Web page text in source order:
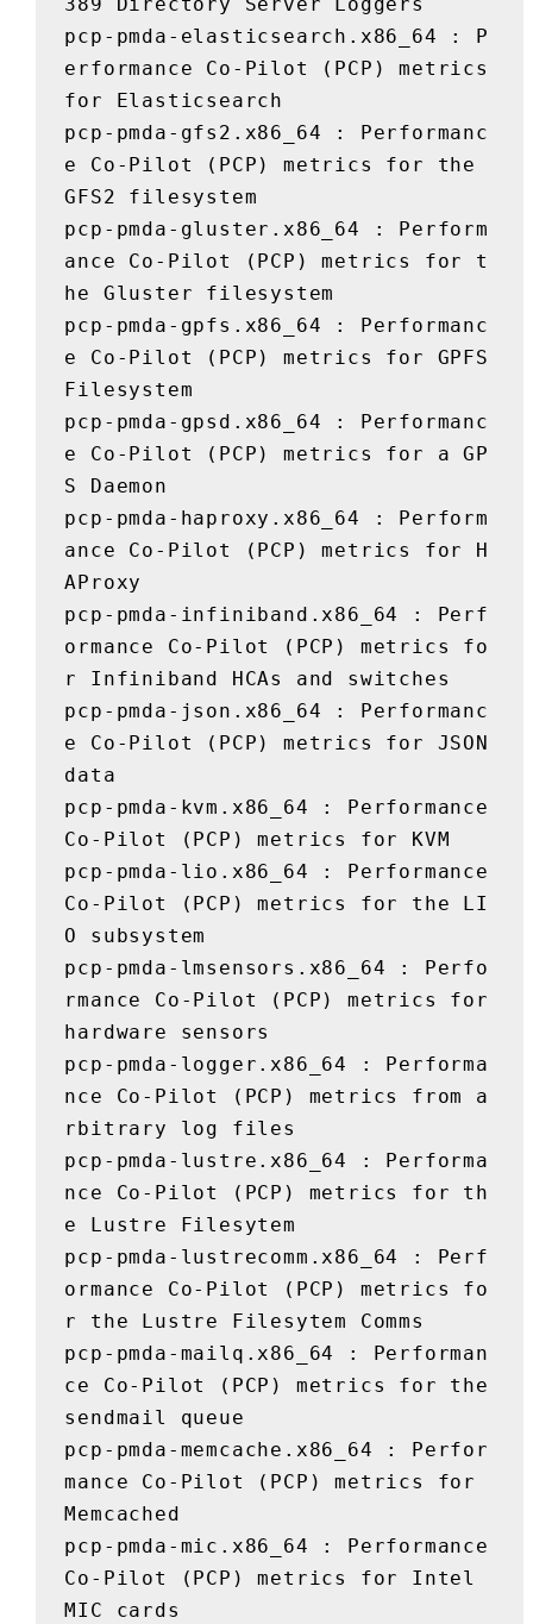
389 Directory Server Loggers
pcp-pmda-elasticsearch.x86_64 : P
erformance Co-Pilot (PCP) metrics
for Elasticsearch
pcp-pmda-gfs2.x86_64 : Performanc
e Co-Pilot (PCP) metrics for the
GFS2 filesystem
pcp-pmda-gluster.x86_64 : Perform
ance Co-Pilot (PCP) metrics for t
he Gluster filesystem
pcp-pmda-gpfs.x86_64 : Performanc
e Co-Pilot (PCP) metrics for GPFS
Filesystem
pcp-pmda-gpsd.x86_64 : Performanc
e Co-Pilot (PCP) metrics for a GP
S Daemon
pcp-pmda-haproxy.x86_64 : Perform
ance Co-Pilot (PCP) metrics for H
AProxy
pcp-pmda-infiniband.x86_64 : Perf
ormance Co-Pilot (PCP) metrics fo
r Infiniband HCAs and switches
pcp-pmda-json.x86_64 : Performanc
e Co-Pilot (PCP) metrics for JSON
data
pcp-pmda-kvm.x86_64 : Performance
Co-Pilot (PCP) metrics for KVM
pcp-pmda-lio.x86_64 : Performance
Co-Pilot (PCP) metrics for the LI
O subsystem
pcp-pmda-lmsensors.x86_64 : Perfo
rmance Co-Pilot (PCP) metrics for
hardware sensors
pcp-pmda-logger.x86_64 : Performa
nce Co-Pilot (PCP) metrics from a
rbitrary log files
pcp-pmda-lustre.x86_64 : Performa
nce Co-Pilot (PCP) metrics for th
e Lustre Filesytem
pcp-pmda-lustrecomm.x86_64 : Perf
ormance Co-Pilot (PCP) metrics fo
r the Lustre Filesytem Comms
pcp-pmda-mailq.x86_64 : Performan
ce Co-Pilot (PCP) metrics for the
sendmail queue
pcp-pmda-memcache.x86_64 : Perfor
mance Co-Pilot (PCP) metrics for
Memcached
pcp-pmda-mic.x86_64 : Performance
Co-Pilot (PCP) metrics for Intel
MIC cards